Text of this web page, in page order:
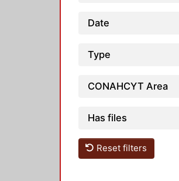
Date
Type
CONAHCYT Area
Has files
Reset filters